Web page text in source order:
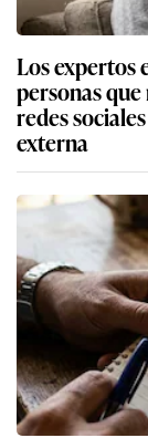
Los expertos
personas
redes
externa